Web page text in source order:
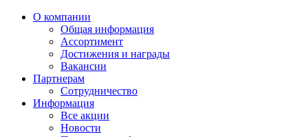
О компании
Общая информация
Ассортимент
Достижения и награды
Вакансии
Партнерам
Сотрудничество
Информация
Все акции
Новости